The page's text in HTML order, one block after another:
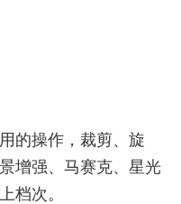
的操作，裁剪、旋
增强、马赛克、星光
档次。